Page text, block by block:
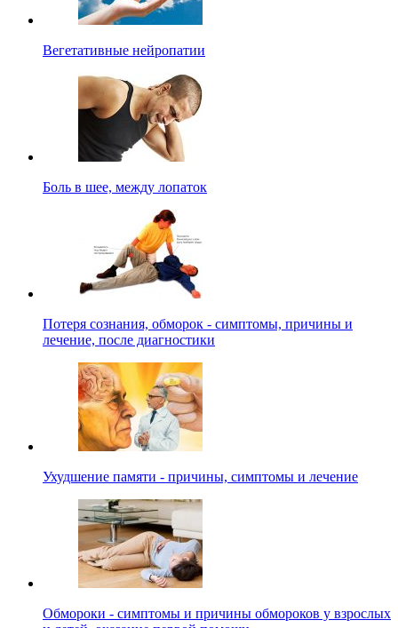
Вегетативные нейропатии
Боль в шее, между лопаток
Потеря сознания, обморок - симптомы, причины и
лечение, после диагностики
Ухудшение памяти - причины, симптомы и лечение
Обмороки - симптомы и причины обмороков у взрослых